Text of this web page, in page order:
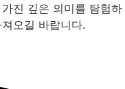
진 깊은 의미를 탐험하
오길 바랍니다.